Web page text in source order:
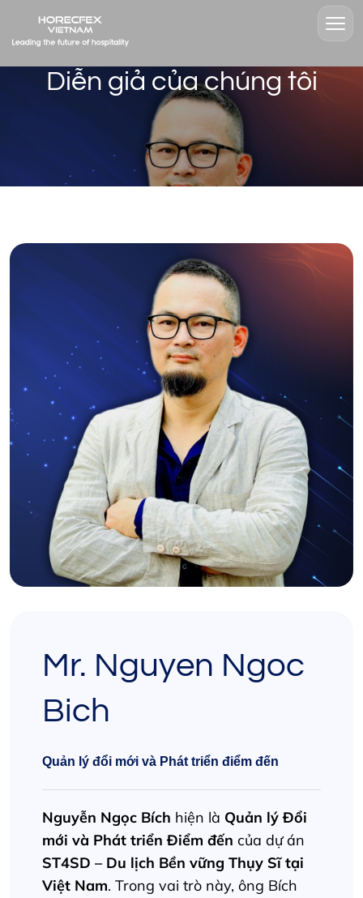
Diễn giả của chúng tôi
Mr. Nguyen Ngoc
Bich
Quản lý đổi mới và Phát triển điểm đến
Nguyễn Ngọc Bích hiện là Quản lý Đổi
mới và Phát triển Điểm đến của dự án
ST4SD – Du lịch Bền vững Thụy Sĩ tại
Việt Nam. Trong vai trò này, ông Bích